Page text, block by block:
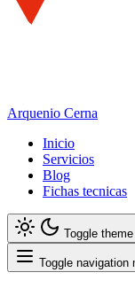
Arquenio Cerna
Inicio
Servicios
Blog
Fichas tecnicas
Toggle theme
Toggle navigation